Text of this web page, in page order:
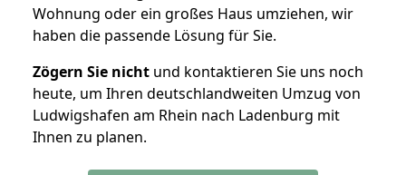
Wohnung oder ein großes Haus umziehen, wir
haben die passende Lösung für Sie.
Zögern Sie nicht und kontaktieren Sie uns noch
heute, um Ihren deutschlandweiten Umzug von
Ludwigshafen am Rhein nach Ladenburg mit
Ihnen zu planen.